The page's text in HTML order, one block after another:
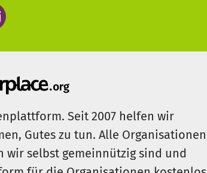
Seit 2007 helfen wir
Gutes zu tun. Alle Organisationen
wir selbst gemeinnützig sind und